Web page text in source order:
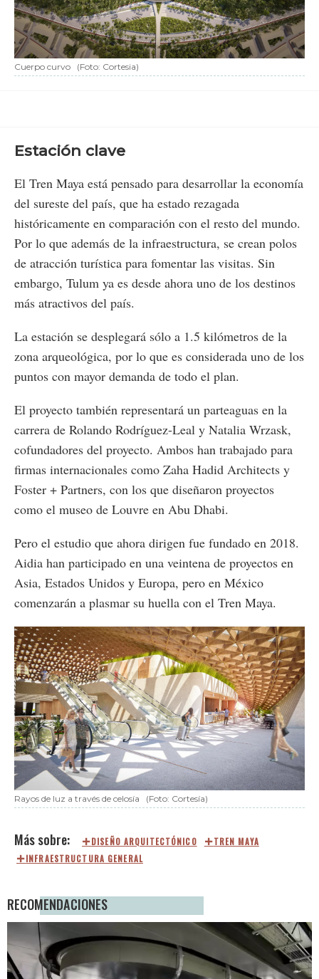
Cuerpo curvo (Foto: Cortesia)
Estación clave
El Tren Maya está pensado para desarrollar la economía
del sureste del país, que ha estado rezagada
históricamente en comparación con el resto del mundo.
Por lo que además de la infraestructura, se crean polos
de atracción turística para fomentar las visitas. Sin
embargo, Tulum ya es desde ahora uno de los destinos
más atractivos del país.
La estación se desplegará sólo a 1.5 kilómetros de la
zona arqueológica, por lo que es considerada uno de los
puntos con mayor demanda de todo el plan.
El proyecto también representará un parteaguas en la
carrera de Rolando Rodríguez-Leal y Natalia Wrzask,
cofundadores del proyecto. Ambos han trabajado para
firmas internacionales como Zaha Hadid Architects y
Foster + Partners, con los que diseñaron proyectos
como el museo de Louvre en Abu Dhabi.
Pero el estudio que ahora dirigen fue fundado en 2018.
Aidia han participado en una veintena de proyectos en
Asia, Estados Unidos y Europa, pero en México
comenzarán a plasmar su huella con el Tren Maya.
Rayos de luz a través de celosía (Foto: Cortesía)
DISEÑO ARQUITECTÓNICO
TREN MAYA
INFRAESTRUCTURA GENERAL
RECOMENDACIONES